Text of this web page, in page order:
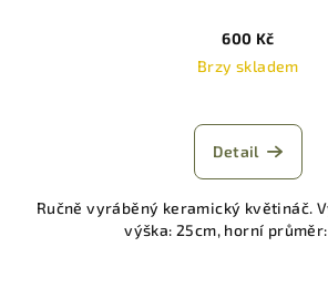
600 Kč
Brzy skladem
Detail
Ručně vyráběný keramický květináč.
výška: 25cm, horní